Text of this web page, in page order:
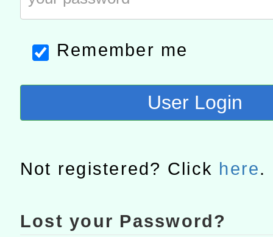
研習實施計畫－夢的N次
北場」計畫
臺北學習中心115年度第2
班」招生簡章及EDM
轉知有關國立成功大學辦
共融平台-教案暨教學示範
教育部國民及學前教育署
擴大為「滿6個月以上尚
Remember me
User Login
Not registered? Click here.
Lost your Password?